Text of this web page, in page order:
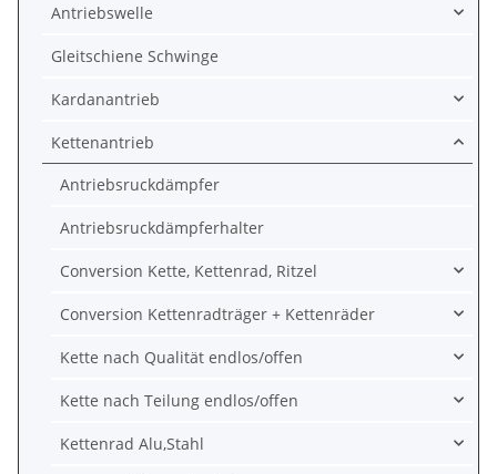
Antriebswelle
Gleitschiene Schwinge
Kardanantrieb
Kettenantrieb
Antriebsruckdämpfer
Antriebsruckdämpferhalter
Conversion Kette, Kettenrad, Ritzel
Conversion Kettenradträger + Kettenräder
Kette nach Qualität endlos/offen
Kette nach Teilung endlos/offen
Kettenrad Alu,Stahl